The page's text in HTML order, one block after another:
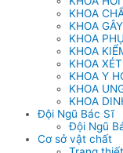
KHOA
KHOA
KHOA
KHOA
KHOA
KHOA Y
KHOA
KHOA
Đội Ngũ Bác Sĩ
Đội Ngũ
Cơ sở vật chất